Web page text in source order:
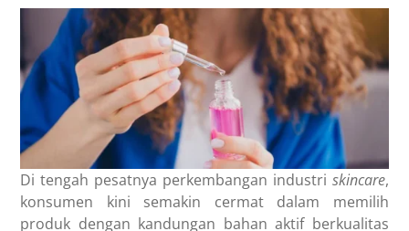
Di tengah pesatnya perkembangan industri skincare,
konsumen kini semakin cermat dalam memilih
produk dengan kandungan bahan aktif berkualitas